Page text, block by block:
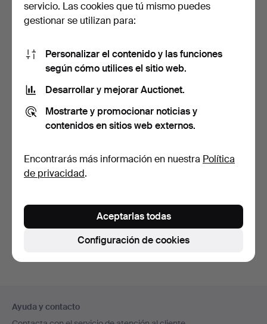
LÁMPARA DE TECHO,
altura excluyendo cadena…
53 USD
También puedes buscar ennuestro archivo de
subastas concluidas.
en
Ayuda y contacto
servicio. Las cookies que tú mismo puedes
gestionar se utilizan para:
Personalizar el contenido y las funciones
según cómo utilices el sitio web.
Desarrollar y mejorar Auctionet.
Mostrarte y promocionar noticias y
contenidos en sitios web externos.
Encontrarás más información en nuestra Política
de privacidad.
Configuración de cookies
Aceptarlas todas